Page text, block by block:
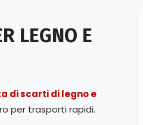
LEGNO E
di scarti di legno e
per trasporti rapidi.